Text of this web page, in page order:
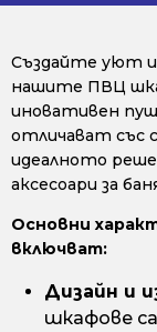
Създайте уют и
нашите ПВЦ
иновативен
отличават със
идеалното
аксесоари за
Основни
включват:
Дизайн и
шкафове